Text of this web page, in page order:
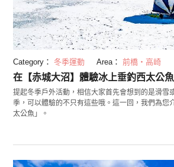
Category： 冬季運動 Area： 前橋・高崎
在【赤城大沼】體驗冰上垂釣西太公魚
提起冬季戶外活動，相信大家首先會想到的是滑雪
季，可以體驗的不只有這些哦。這一回，我們為您
太公魚」。